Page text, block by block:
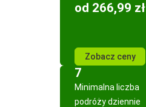
od 266,99 zł
Zobacz ceny
7
Minimalna liczba
podróży dziennie